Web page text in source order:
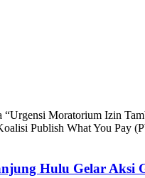
“Urgensi Moratorium Izin
Publish What You Pay
Hulu Gelar